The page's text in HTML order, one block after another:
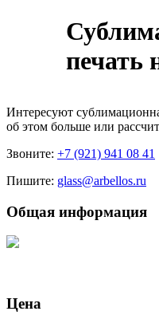
печать
Интересуют
об этом больше или
Звоните: +7 (921) 941 08 41
Пишите: glass@arbellos.ru
Общая информация
Цена